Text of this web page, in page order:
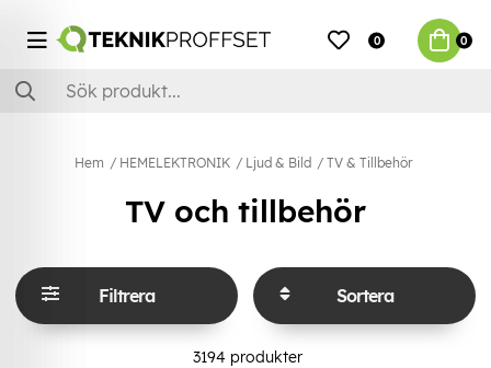
0 0
Hem HEMELEKTRONIK Ljud & Bild TV & Tillbehör
TV och tillbehör
Filtrera Sortera
3194 produkter